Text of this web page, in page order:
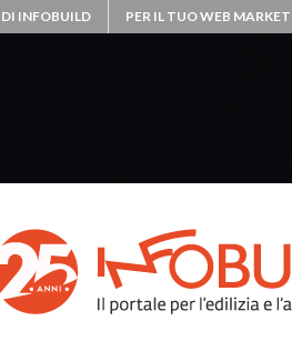
INFOBUILD PER IL TUO WEB